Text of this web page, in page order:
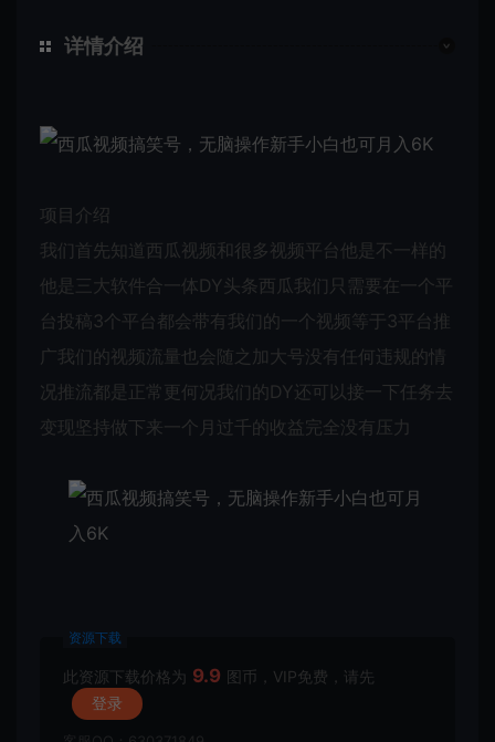
详情介绍
项目介绍
我们首先知道西瓜视频和很多视频平台他是不一样的
他是三大软件合一体DY头条西瓜我们只需要在一个平
台投稿3个平台都会带有我们的一个视频等于3平台推
广我们的视频流量也会随之加大号没有任何违规的情
况推流都是正常更何况我们的DY还可以接一下任务去
变现坚持做下来一个月过千的收益完全没有压力
资源下载
此资源下载价格为 9.9 图币，VIP免费，请先
登录